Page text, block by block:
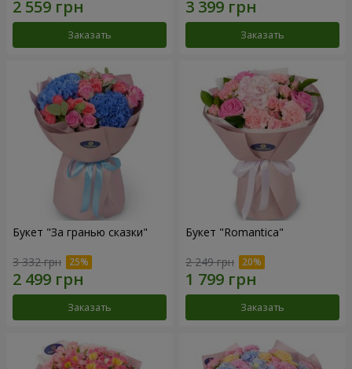
Заказать Заказать
Букет "За гранью сказки"
3 332 грн
Заказать
Букет "Romantica"
2 249 грн
Заказать